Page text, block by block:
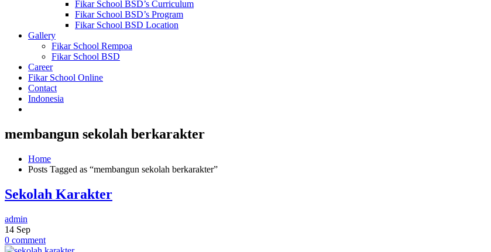
Fikar School BSD’s Curriculum
Fikar School BSD’s Program
Fikar School BSD Location
Gallery
Fikar School Rempoa
Fikar School BSD
Career
Fikar School Online
Contact
Indonesia
membangun sekolah berkarakter
Home
Posts Tagged as “membangun sekolah berkarakter”
Sekolah Karakter
admin
14 Sep
0 comment